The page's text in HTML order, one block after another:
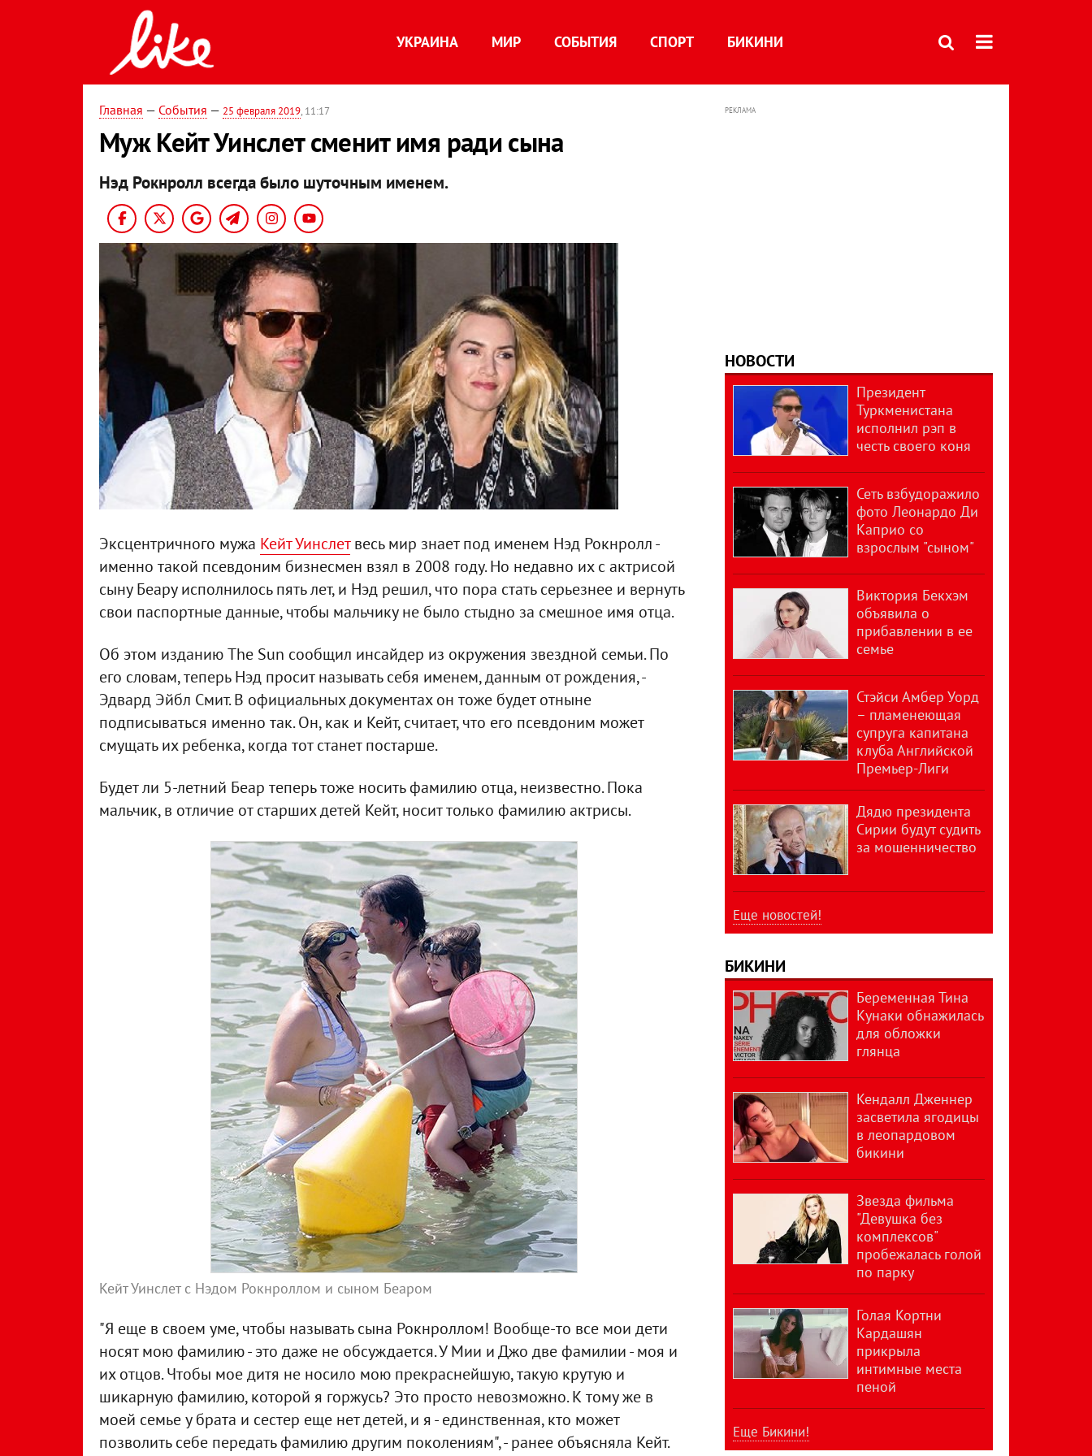
УКРАИНА МИР СОБЫТИЯ СПОРТ БИКИНИ
Главная — События — 25 февраля 2019, 11:17
Муж Кейт Уинслет сменит имя ради сына
Нэд Рокнролл всегда было шуточным именем.
Эксцентричного мужа Кейт Уинслетвесь мир знает под именем Нэд Рокнролл -
именно такой псевдоним бизнесмен взял в 2008 году. Но недавно их с актрисой
сыну Беару исполнилось пять лет, и Нэд решил, что пора стать серьезнее и вернуть
свои паспортные данные, чтобы мальчику не было стыдно за смешное имя отца.
Об этом изданию The Sun сообщил инсайдер из окружения звездной семьи. По
его словам, теперь Нэд просит называть себя именем, данным от рождения, -
Эдвард Эйбл Смит. В официальных документах он тоже будет отныне
подписываться именно так. Он, как и Кейт, считает, что его псевдоним может
смущать их ребенка, когда тот станет постарше.
Будет ли 5-летний Беар теперь тоже носить фамилию отца, неизвестно. Пока
мальчик, в отличие от старших детей Кейт, носит только фамилию актрисы.
Кейт Уинслет с Нэдом Рокнроллом и сыном Беаром
"Я еще в своем уме, чтобы называть сына Рокнроллом! Вообще-то все мои дети
носят мою фамилию - это даже не обсуждается. У Мии и Джо две фамилии - моя и
их отцов. Чтобы мое дитя не носило мою прекраснейшую, такую крутую и
шикарную фамилию, которой я горжусь? Это просто невозможно. К тому же в
моей семье у брата и сестер еще нет детей, и я - единственная, кто может
позволить себе передать фамилию другим поколениям", - ранее объясняла Кейт.
РЕКЛАМА
НОВОСТИ
Президент
Туркменистана
исполнил рэп в
честь своего коня
Сеть взбудоражило
фото Леонардо Ди
Каприо со
взрослым "сыном"
Виктория Бекхэм
объявила о
прибавлении в ее
семье
Стэйси Амбер Уорд
– пламенеющая
супруга капитана
клуба Английской
Премьер-Лиги
Дядю президента
Сирии будут судить
за мошенничество
Еще новостей!
БИКИНИ
Беременная Тина
Кунаки обнажилась
для обложки
глянца
Кендалл Дженнер
засветила ягодицы
в леопардовом
бикини
Звезда фильма
"Девушка без
комплексов"
пробежалась голой
по парку
Голая Кортни
Кардашян
прикрыла
интимные места
пеной
Еще Бикини!